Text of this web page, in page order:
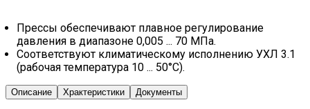
Прессы обеспечивают плавное регулирование
давления в диапазоне 0,005 ... 70 МПа.
Соответствуют климатическому исполнению УХЛ 3.1
(рабочая температура 10 ... 50°C).
Описание Храктеристики Документы